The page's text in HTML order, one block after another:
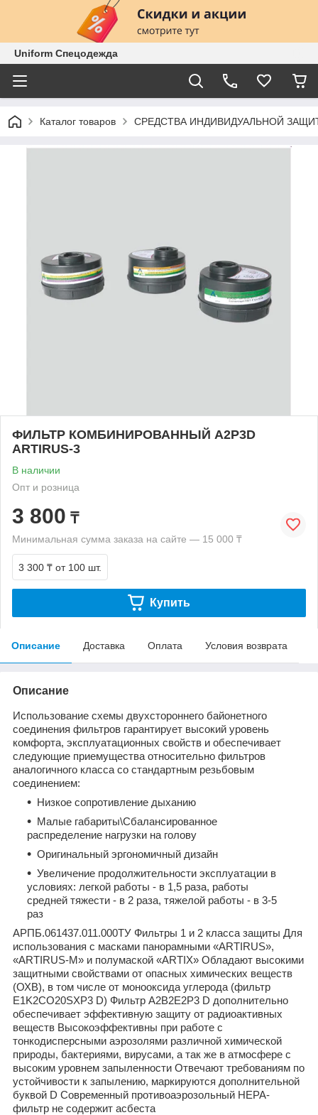
Uniform Спецодежда
Каталог товаров СРЕДСТВА ИНДИВИДУАЛЬНОЙ
ФИЛЬТР КОМБИНИРОВАННЫЙ А2Р3D
ARTIRUS-3
В наличии
Опт и розница
3 800 ₸
Минимальная сумма заказа на сайте — 15 000 ₸
3 300 ₸ от 100 шт.
Купить
Описание Доставка Оплата Условия возврата
Описание
Использование схемы двухстороннего байонетного
соединения фильтров гарантирует высокий уровень
комфорта, эксплуатационных свойств и обеспечивает
следующие приемущества относительно фильтров
аналогичного класса со стандартным резьбовым
соединением:
Низкое сопротивление дыханию
Малые габариты\Сбалансированное
распределение нагрузки на голову
Оригинальный эргономичный дизайн
Увеличение продолжительности эксплуатации в
условиях: легкой работы - в 1,5 раза, работы
средней тяжести - в 2 раза, тяжелой работы - в 3-5
раз
АРПБ.061437.011.000ТУ Фильтры 1 и 2 класса защиты Для
использования с масками панорамными «ARTIRUS»,
«ARTIRUS-M» и полумаской «ARTIX» Обладают высокими
защитными свойствами от опасных химических веществ
(ОХВ), в том числе от монооксида углерода (фильтр
E1K2CO20SXP3 D) Фильтр A2B2E2P3 D дополнительно
обеспечивает эффективную защиту от радиоактивных
веществ Высокоэффективны при работе с
тонкодисперсными аэрозолями различной химической
природы, бактериями, вирусами, а так же в атмосфере с
высоким уровнем запыленности Отвечают требованиям по
устойчивости к запылению, маркируются дополнительной
буквой D Современный противоаэрозольный HEPA-
фильтр не содержит асбеста